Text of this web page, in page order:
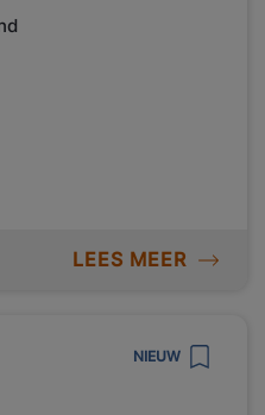
LEES MEER
NIEUW